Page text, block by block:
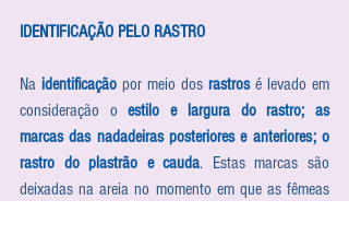
IDENTIFICAÇÃO PELO RASTRO
Na identificação por meio dos rastros é levado em
consideração o estilo e largura do rastro; as
marcas das nadadeiras posteriores e anteriores; o
rastro do plastrão e cauda. Estas marcas são
deixadas na areia no momento em que as fêmeas